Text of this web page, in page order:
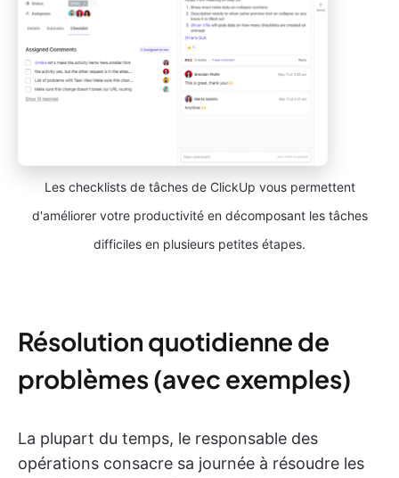
Les checklists de tâches de ClickUp vous permettent
d'améliorer votre productivité en décomposant les tâches
difficiles en plusieurs petites étapes.
Résolution quotidienne de
problèmes (avec exemples)
La plupart du temps, le responsable des
opérations consacre sa journée à résoudre les